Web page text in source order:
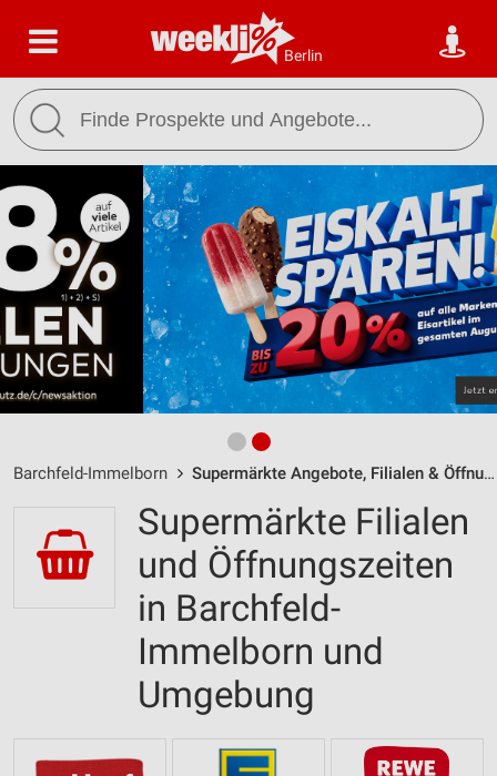
Berlin
Barchfeld-Immelborn Supermärkte Angebote, Filialen & Öffnungszeiten
Supermärkte Filialen
und Öffnungszeiten
in Barchfeld-
Immelborn und
Umgebung